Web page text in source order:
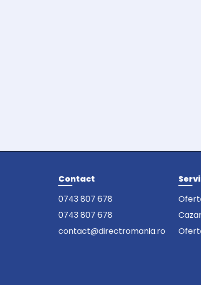
Contact
0743 807 678
0743 807 678
contact@directromania.ro